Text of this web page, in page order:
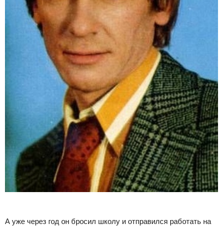
А уже через год он бросил школу и отправился работать на